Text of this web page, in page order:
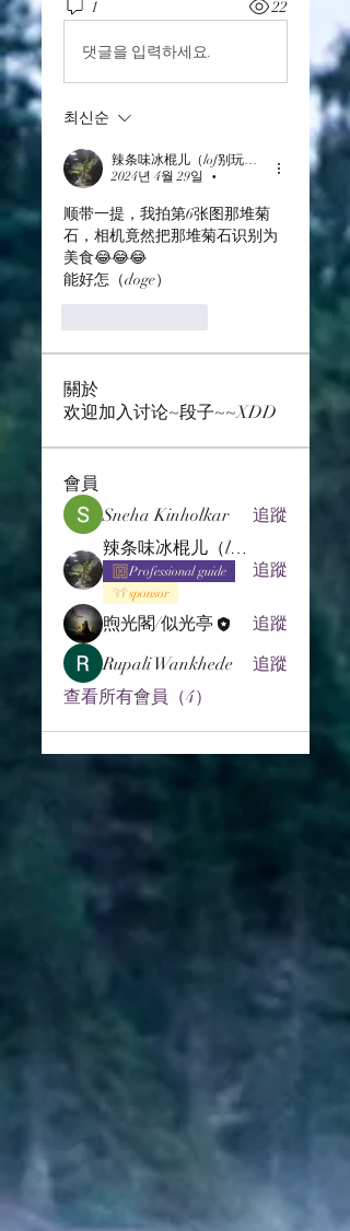
1 22
댓글을 입력하세요.
최신순
辣条味冰棍儿（lof别玩了要氪金的）
2024년 4월 29일
•
顺带一提，我拍第6张图那堆菊
石，相机竟然把那堆菊石识别为
美食😂😂😂
能好怎（doge）
關於
欢迎加入讨论~段子~~XDD
會員
Sneha Kinholkar
追蹤
辣条味冰棍儿（lof别玩了要氪金的）
Professional guide
sponsor
追蹤
煦光閣/似光亭
追蹤
Rupali Wankhede
追蹤
查看所有會員（4）